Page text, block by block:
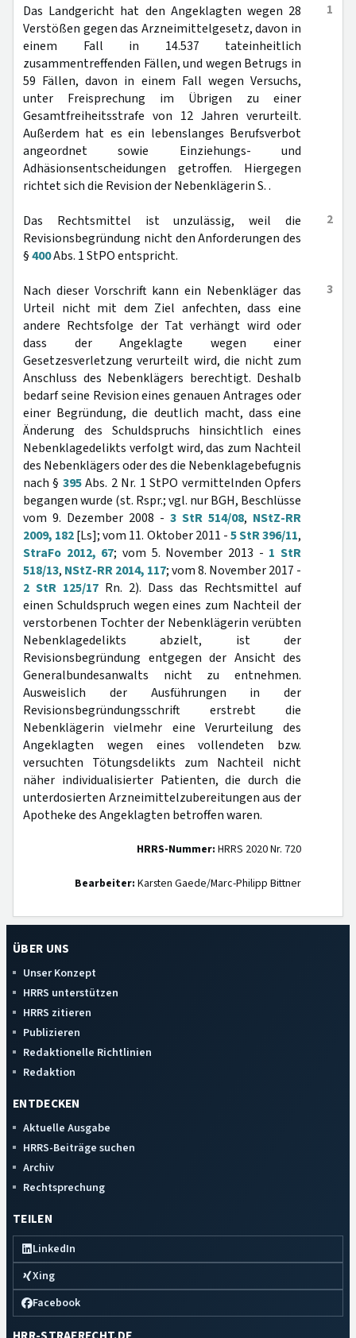
1
Das Landgericht hat den Angeklagten wegen 28
Verstößen gegen das Arzneimittelgesetz, davon in
einem Fall in 14.537 tateinheitlich
zusammentreffenden Fällen, und wegen Betrugs in
59 Fällen, davon in einem Fall wegen Versuchs,
unter Freisprechung im Übrigen zu einer
Gesamtfreiheitsstrafe von 12 Jahren verurteilt.
Außerdem hat es ein lebenslanges Berufsverbot
angeordnet sowie Einziehungs- und
Adhäsionsentscheidungen getroffen. Hiergegen
richtet sich die Revision der Nebenklägerin S. .
2
Das Rechtsmittel ist unzulässig, weil die
Revisionsbegründung nicht den Anforderungen des
§400Abs. 1 StPO entspricht.
3
Nach dieser Vorschrift kann ein Nebenkläger das
Urteil nicht mit dem Ziel anfechten, dass eine
andere Rechtsfolge der Tat verhängt wird oder
dass der Angeklagte wegen einer
Gesetzesverletzung verurteilt wird, die nicht zum
Anschluss des Nebenklägers berechtigt. Deshalb
bedarf seine Revision eines genauen Antrages oder
einer Begründung, die deutlich macht, dass eine
Änderung des Schuldspruchs hinsichtlich eines
Nebenklagedelikts verfolgt wird, das zum Nachteil
des Nebenklägers oder des die Nebenklagebefugnis
nach § 395Abs. 2 Nr. 1 StPO vermittelnden Opfers
begangen wurde (st. Rspr.; vgl. nur BGH, Beschlüsse
vom 9. Dezember 2008 - 3 StR 514/08, NStZ-RR
2009, 182[Ls]; vom 11. Oktober 2011 -5 StR 396/11,
StraFo 2012, 67; vom 5. November 2013 - 1 StR
518/13, NStZ-RR 2014, 117; vom 8. November 2017 -
2 StR 125/17 Rn. 2). Dass das Rechtsmittel auf
einen Schuldspruch wegen eines zum Nachteil der
verstorbenen Tochter der Nebenklägerin verübten
Nebenklagedelikts abzielt, ist der
Revisionsbegründung entgegen der Ansicht des
Generalbundesanwalts nicht zu entnehmen.
Ausweislich der Ausführungen in der
Revisionsbegründungsschrift erstrebt die
Nebenklägerin vielmehr eine Verurteilung des
Angeklagten wegen eines vollendeten bzw.
versuchten Tötungsdelikts zum Nachteil nicht
näher individualisierter Patienten, die durch die
unterdosierten Arzneimittelzubereitungen aus der
Apotheke des Angeklagten betroffen waren.
HRRS-Nummer: HRRS 2020 Nr. 720
Bearbeiter: Karsten Gaede/Marc-Philipp Bittner
ÜBER UNS
Unser Konzept
HRRS unterstützen
HRRS zitieren
Publizieren
Redaktionelle Richtlinien
Redaktion
ENTDECKEN
Aktuelle Ausgabe
HRRS-Beiträge suchen
Archiv
Rechtsprechung
TEILEN
LinkedIn
Xing
Facebook